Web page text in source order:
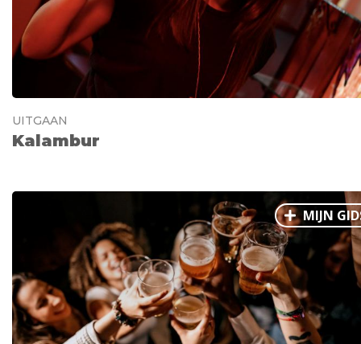
UITGAAN
Kalambur
MIJN